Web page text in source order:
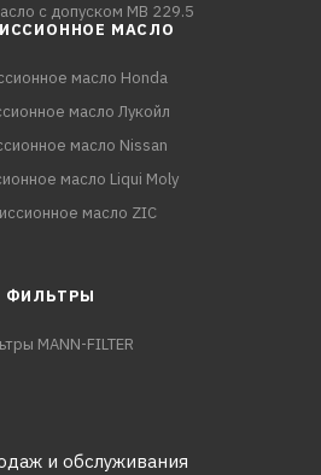
с допуском MB 229.5
МАСЛО
масло Honda
масло Лукойл
масло Nissan
масло Liqui Moly
масло ZIC
ФИЛЬТРЫ
MANN-FILTER
и обслуживания